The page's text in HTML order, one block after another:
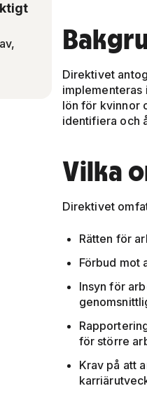
Direktivet
implementeras
lön för kvinnor
identifiera och
Vilka
Direktivet
Rätten för
Förbud mot
Insyn för
för större
Krav på att